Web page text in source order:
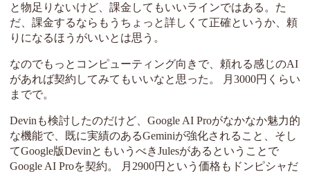
と物足りないけど、課金してもいいラインではある。た
だ、課金するならもうちょっと詳しくて正確というか、頼
りになるほうがいいとは思う。
なのでもっとコンピューティング向きで、頼れる感じのAI
があれば契約してみてもいいなと思った。 月3000円くらい
までで。
Devinも検討したのだけど、Google AI Proがなかなか魅力的
な機能で、既に実績のあるGeminiが強化されること、そし
てGoogle版DevinともいうべきJulesがあるということで
Google AI Proを契約。 月2900円という価格もドンピシャだ